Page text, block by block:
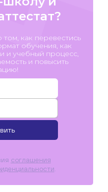
как перевестись
обучения, как
и учебный процесс,
и повысить
соглашения